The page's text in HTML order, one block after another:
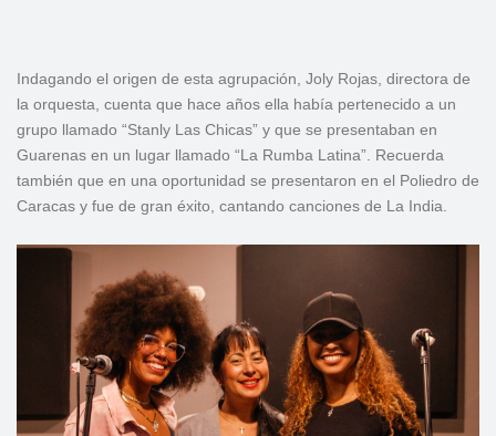
Indagando el origen de esta agrupación, Joly Rojas, directora de
la orquesta, cuenta que hace años ella había pertenecido a un
grupo llamado “Stanly Las Chicas” y que se presentaban en
Guarenas en un lugar llamado “La Rumba Latina”. Recuerda
también que en una oportunidad se presentaron en el Poliedro de
Caracas y fue de gran éxito, cantando canciones de La India.